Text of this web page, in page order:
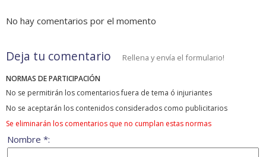
No hay comentarios por el momento
Deja tu comentario Rellena y envía el formulario!
NORMAS DE PARTICIPACIÓN
No se permitirán los comentarios fuera de tema ó injuriantes
No se aceptarán los contenidos considerados como publicitarios
Se eliminarán los comentarios que no cumplan estas normas
Nombre *: